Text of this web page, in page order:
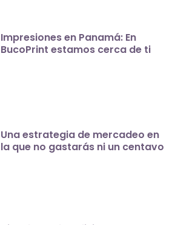
Impresiones en Panamá: En
BucoPrint estamos cerca de ti
Una estrategia de mercadeo en
la que no gastarás ni un centavo